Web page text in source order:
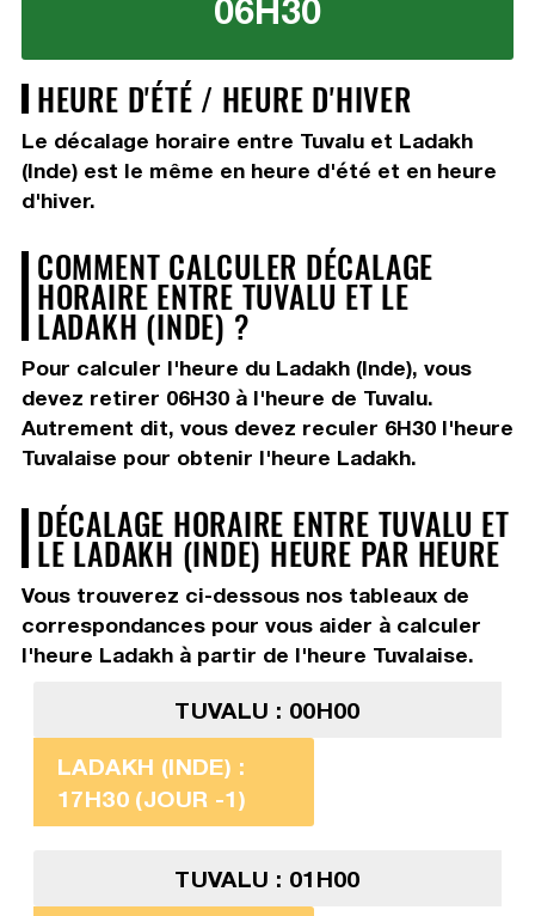
06H30
HEURE D'ÉTÉ / HEURE D'HIVER
Le décalage horaire entre Tuvalu et Ladakh
(Inde) est le même en heure d'été et en heure
d'hiver.
COMMENT CALCULER DÉCALAGE
HORAIRE ENTRE TUVALU ET LE
LADAKH (INDE) ?
Pour calculer l'heure du Ladakh (Inde), vous
devez retirer 06H30à l'heure de Tuvalu.
Autrement dit, vous devez reculer 6H30 l'heure
Tuvalaise pour obtenir l'heure Ladakh.
DÉCALAGE HORAIRE ENTRE TUVALU ET
LE LADAKH (INDE) HEURE PAR HEURE
Vous trouverez ci-dessous nos tableaux de
correspondances pour vous aider à calculer
l'heure Ladakh à partir de l'heure Tuvalaise.
TUVALU : 00H00
LADAKH (INDE) :
17H30 (JOUR -1)
TUVALU : 01H00